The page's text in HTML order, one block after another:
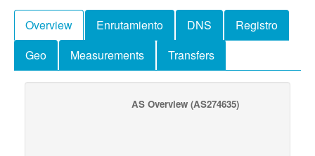
Overview Enrutamiento DNS
Registro
Geo
Measurements Transfers
AS Overview (AS274635)